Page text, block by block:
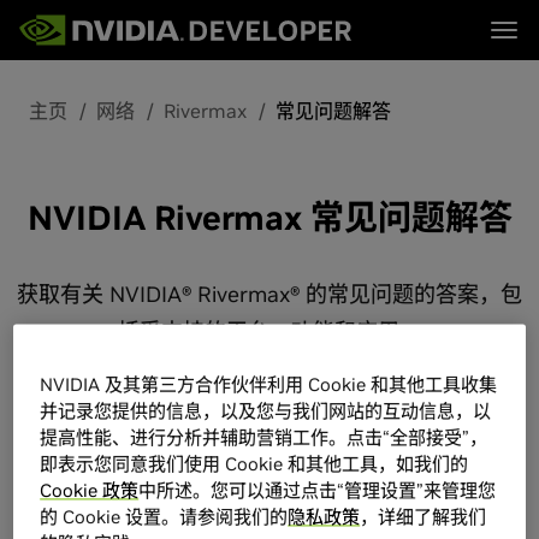
首页
博客
培训
主题
平台与工具
主页 网络 Rivermax 常见问题解答
NVIDIA Rivermax 常见问题解答
获取有关 NVIDIA® Rivermax® 的常见问题的答案，包
括受支持的平台、功能和应用。
通用兼容性和架构
NVIDIA 及其第三方合作伙伴利用 Cookie 和其他工具收集
并记录您提供的信息，以及您与我们网站的互动信息，以
提高性能、进行分析并辅助营销工作。点击“全部接受”，
即表示您同意我们使用 Cookie 和其他工具，如我们的
Cookie 政策中所述。您可以通过点击“管理设置”来管理您
的 Cookie 设置。请参阅我们的隐私政策，详细了解我们